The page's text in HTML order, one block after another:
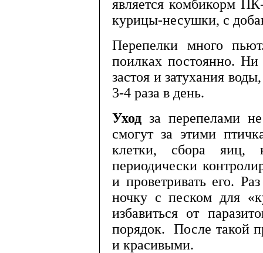
является комбикорм
курицы-несушки, с
Перепелки много
поилках постоянно. Ни
застоя и затухания
3-4 раза в день.
Уход за перепелами
смогут за этими
клетки, сбора яиц,
периодически
и проветривать его.
ночку с песком для
избавиться от
порядок. После такой
и красивыми.